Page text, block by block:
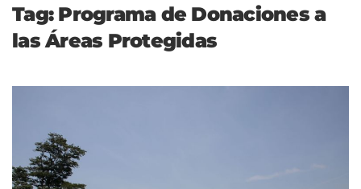
Tag: Programa de Donaciones a
las Áreas Protegidas